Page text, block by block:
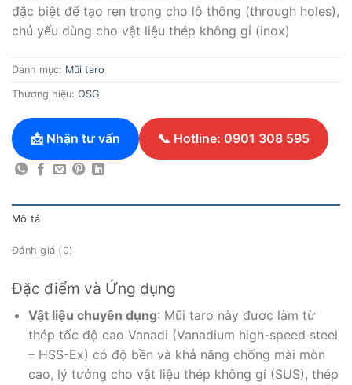
đặc biệt để tạo ren trong cho lỗ thông (through holes),
chủ yếu dùng cho vật liệu thép không gỉ (inox)
Danh mục: Mũi taro
Thương hiệu: OSG
📩 Nhận tư vấn 📞 Hotline: 0901 308 595
Mô tả
Đánh giá (0)
Đặc điểm và Ứng dụng
Vật liệu chuyên dụng: Mũi taro này được làm từ
thép tốc độ cao Vanadi (Vanadium high-speed steel
– HSS-Ex) có độ bền và khả năng chống mài mòn
cao, lý tưởng cho vật liệu thép không gỉ (SUS), thép